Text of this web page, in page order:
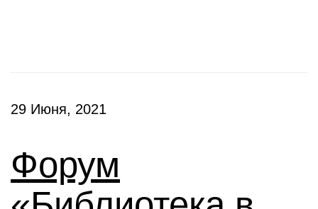
29 Июня, 2021
Форум